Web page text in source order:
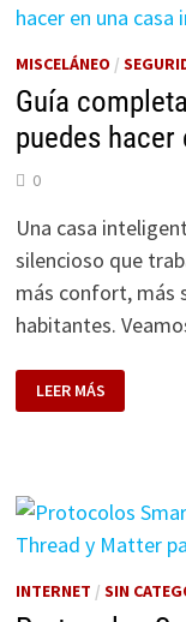
MISCELÁNEO /
Guía
puedes
0
Una casa
silencioso que
más confort, más
habitantes.
GUÍA
COMPLETA
DE
PUEDES
HACER
UNA
INTELIGENTE
LEER MÁS
INTERNET / SIN